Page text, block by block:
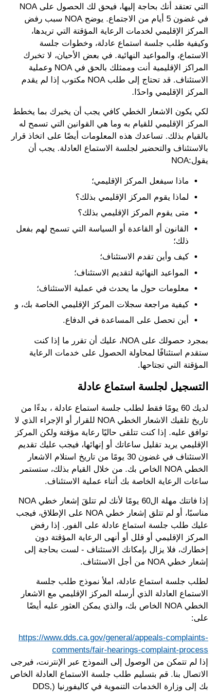
التي تعتقد أنك بحاجة إليها، فيحق لك الحصول على NOA
في غضون 5 أيام من الاجتماع. يوضح NOA سبب رفض
المركز الإقليمي لخدمات الرعاية المؤقتة التي تريدها،
وكيفية طلب جلسة استماع عادلة، وخطوات جلسة
الاستماع، والمواعيد النهائية. في بعض الأحيان، لا تخبرك
المراكز الإقليمية أنت وممثلك بالحق في NOA وعملية
الاستئناف. قد تحتاج إلى طلب NOA مكتوب إذا لم يقدم
المركز الإقليمي واحدًا.
لكي يكون الاشعار الخطي كافي يجب أن يخبرك بما يخطط
المركز الإقليمي للقيام به وما هي القوانين التي تسمح له
بالقيام بذلك. تساعدك هذه المعلومات أيضًا على اتخاذ قرار
بالاستئناف والتحضير لجلسة الاستماع العادلة. يجب أن
يقول:NOA
ماذا سيفعل المركز الإقليمي؛
لماذا يقوم المركز الإقليمي بذلك؟
متى يقوم المركز الإقليمي بذلك؟
القانون أو القاعدة أو السياسة التي تسمح لهم بفعل
ذلك؛
كيف وأين تقدم الاستئناف؛
المواعيد النهائية لتقديم الاستئناف؛
معلومات حول ما يحدث في عملية الاستئناف؛
كيفية مراجعة سجلات المركز الإقليمي الخاصة بك، و
أين تحصل على المساعدة في الدفاع.
بمجرد حصولك على NOA، عليك أن تقرر ما إذا كنت
ستقدم استئنافًا لمحاولة الحصول على خدمات الرعاية
المؤقتة التي تجتاحها.
التسجيل لجلسة استماع عادلة
لديك 60 يومًا فقط لطلب جلسة استماع عادلة ، بدءًا من
تاريخ تلقيك الاشعار الخطي NOA للقرار أو الإجراء الذي لا
توافق عليه. إذا كنت تتلقى حاليًا رعاية مؤقتة ولكن المركز
الإقليمي يريد تقليل ساعاتك أو إنهائها، فيجب عليك تقديم
الاستئناف في غضون 30 يومًا من تاريخ استلام الاشعار
الخطي NOA الخاص بك. من خلال القيام بذلك، ستستمر
ساعات الرعاية الخاصة بك أثناء عملية الاستئناف.
إذا فاتتك مهلة ال60 يومًا لأنك لم تتلقَ إشعار خطي NOA
مناسبًا، أو لم تتلق إشعار خطي NOA على الإطلاق، فيجب
عليك طلب جلسة استماع عادلة على الفور. إذا رفض
المركز الإقليمي أو قلل أو أنهى الرعاية المؤقتة دون
إخطارك، فلا يزال بإمكانك الاستئناف - لست بحاجة إلى
إشعار خطي NOA من أجل الاستئناف.
لطلب جلسة استماع عادلة، املأ نموذج طلب جلسة
الاستماع العادلة الذي أرسله المركز الإقليمي مع الاشعار
الخطي NOA الخاص بك، والذي يمكن العثور عليه أيضًا
على:
https://www.dds.ca.gov/general/appeals-complaints-
comments/fair-hearings-complaint-process
إذا لم تتمكن من الوصول إلى النموذج عبر الإنترنت، فيرجى
الاتصال بنا. قم بتسليم طلب جلسة الاستماع العادلة الخاص
بك إلى وزارة الخدمات التنموية في كاليفورنيا (DDS,